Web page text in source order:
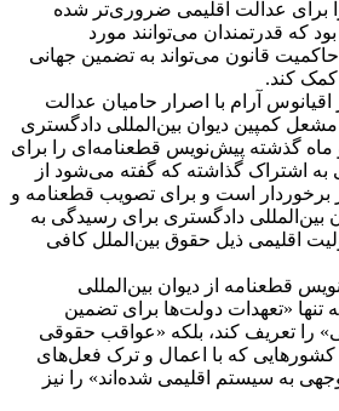
برای عدالت اقلیمی ضروری‌تر شده
که قدرتمندان می‌توانند مورد
قانون می‌تواند به تضمین جهانی
کمک کند.
آرام با اصرار حامیان عدالت
مشعل کمپین دیوان بین‌المللی دادگستری
گذشته پیش‌نویس قطعنامه‌ای را برای
اشتراک گذاشته که گفته می‌شود از
از 100 کشور برخوردار است و برای تصویب قطعنامه و
دادگستری برای رسیدگی به
اقلیمی ذیل حقوق بین‌الملل کافی
قطعنامه از دیوان بین‌المللی
«تعهدات دولت‌ها برای تضمین
را تعریف کند، بلکه «عواقب حقوقی
کشورهایی که با اعمال و ترک‌ فعل‌های
به سیستم اقلیمی شده‌اند» را نیز